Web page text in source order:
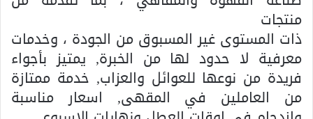
منتجات
ذات المستوى غير المسبوق من الجودة ، وخدمات
معرفية لا حدود لها من الخبرة, يمتيز بأجواء
فريدة من نوعها للعوائل والعزاب, خدمة ممتازة
من العاملين في المقهى, اسعار مناسبة